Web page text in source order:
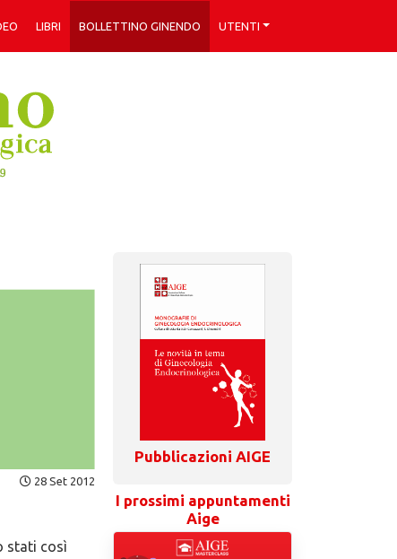
LIBRI BOLLETTINO GINENDO UTENTI
28 Set 2012
stati così
Pubblicazioni AIGE
I prossimi appuntamenti
Aige